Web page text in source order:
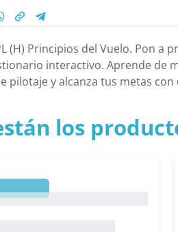
(H) Principios del Vuelo. Pon
interactivo. Aprende de
pilotaje y alcanza tus metas con
los